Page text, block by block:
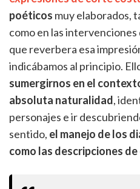
poéticos muy elaborados,
como en las intervenciones
que reverbera esa
indicábamos al principio.
sumergirnos en el
absoluta naturalidad,
personajes e ir
sentido, el manejo de los
como las descripciones